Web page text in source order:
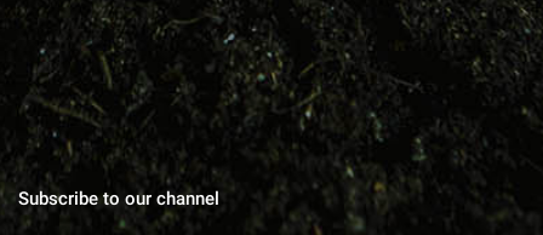
gusturile, povești de viata, trucuri în gospodărie, cuvinte pentru
suflet.
Subscribe to our channel